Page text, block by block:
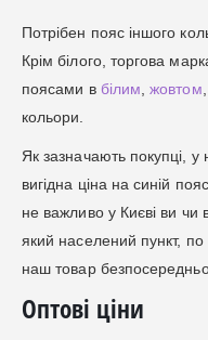
Потрібен пояс іншого
Крім білого, торгова
поясами в білим,жовтом,
кольори.
Як зазначають покупці,
вигідна ціна на синій
не важливо у Києві ви чи
який населений пункт, по
наш товар безпосередньо
Оптові ціни